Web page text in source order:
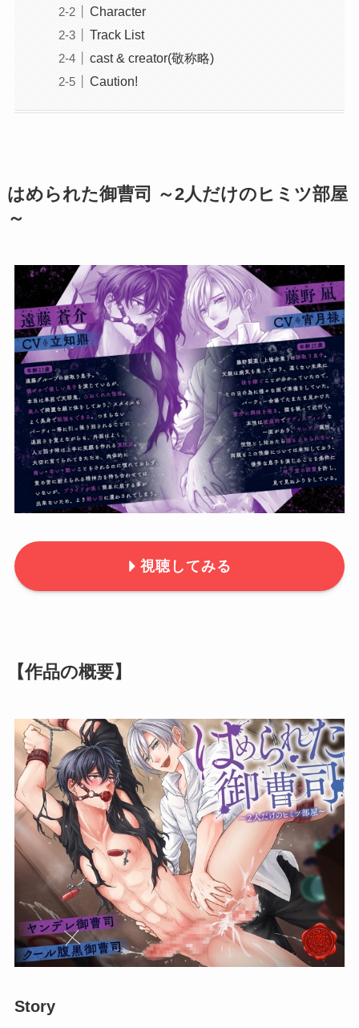
Character
Track List
cast & creator(敬称略)
Caution!
はめられた御曹司 ～2人だけのヒミツ部屋
～
視聴してみる
【作品の概要】
Story